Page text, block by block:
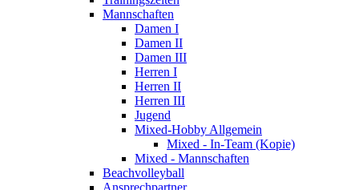
Mannschaften
Damen I
Damen II
Damen III
Herren I
Herren II
Herren III
Jugend
Mixed-Hobby Allgemein
Mixed - In-Team (Kopie)
Mixed - Mannschaften
Beachvolleyball
Ansprechpartner